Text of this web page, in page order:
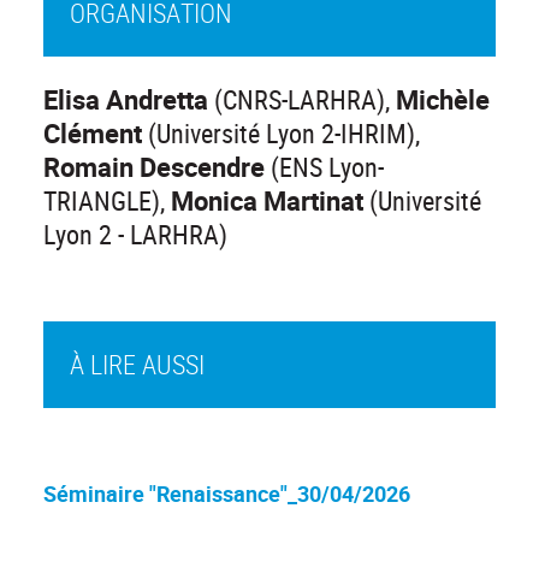
À LIRE AUSSI
Séminaire "Renaissance"_30/04/2026
ORGANISATION
Elisa Andretta (CNRS-LARHRA), Michèle
Clément (Université Lyon 2-IHRIM),
Romain Descendre (ENS Lyon-
TRIANGLE), Monica Martinat (Université
Lyon 2 - LARHRA)